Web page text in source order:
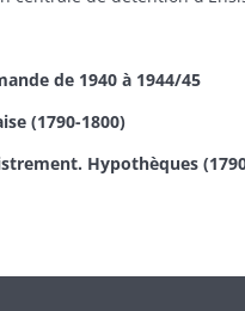
de 1940 à 1944/45
(1790-1800)
Hypothèques (1790-